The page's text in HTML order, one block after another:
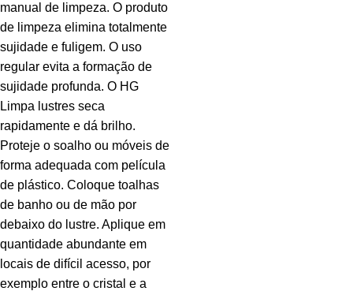
manual de limpeza. O produto
de limpeza elimina totalmente
sujidade e fuligem. O uso
regular evita a formação de
sujidade profunda. O HG
Limpa lustres seca
rapidamente e dá brilho.
Proteje o soalho ou móveis de
forma adequada com película
de plástico. Coloque toalhas
de banho ou de mão por
debaixo do lustre. Aplique em
quantidade abundante em
locais de difícil acesso, por
exemplo entre o cristal e a